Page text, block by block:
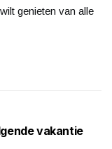
genieten van alle
vakantie